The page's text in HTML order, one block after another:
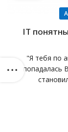
IT
"Я тебя по
попадалась